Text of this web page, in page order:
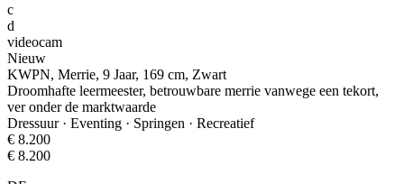
c
d
videocam
Nieuw
KWPN, Merrie, 9 Jaar, 169 cm, Zwart
Droomhafte leermeester, betrouwbare merrie vanwege een tekort,
ver onder de marktwaarde
Dressuur · Eventing · Springen · Recreatief
€ 8.200
€ 8.200